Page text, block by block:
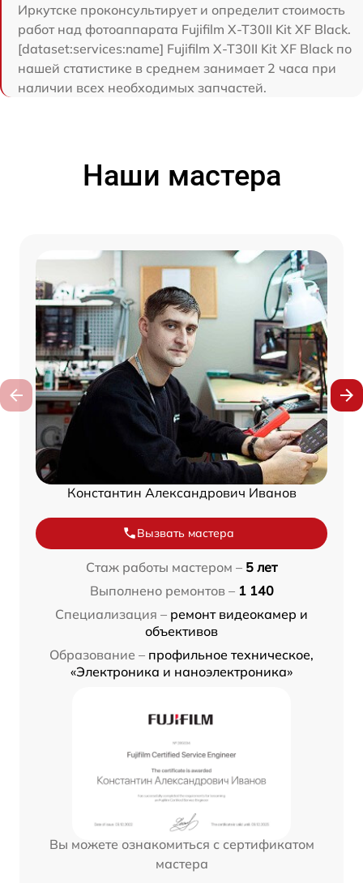
Иркутске проконсультирует и определит стоимость
работ над фотоаппарата Fujifilm X-T30II Kit XF Black.
[dataset:services:name] Fujifilm X-T30II Kit XF Black по
нашей статистике в среднем занимает 2 часа при
наличии всех необходимых запчастей.
Наши мастера
Константин Александрович Иванов
Вызвать мастера
Стаж работы мастером – 5 лет
Выполнено ремонтов – 1 140
Специализация – ремонт видеокамер и
объективов
Образование – профильное техническое,
«Электроника и наноэлектроника»
Вы можете ознакомиться с сертификатом
мастера